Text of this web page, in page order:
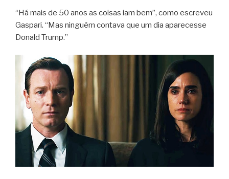
“Há mais de 50 anos as coisas iam bem”, como escreveu
Gaspari. “Mas ninguém contava que um dia aparecesse
Donald Trump.”